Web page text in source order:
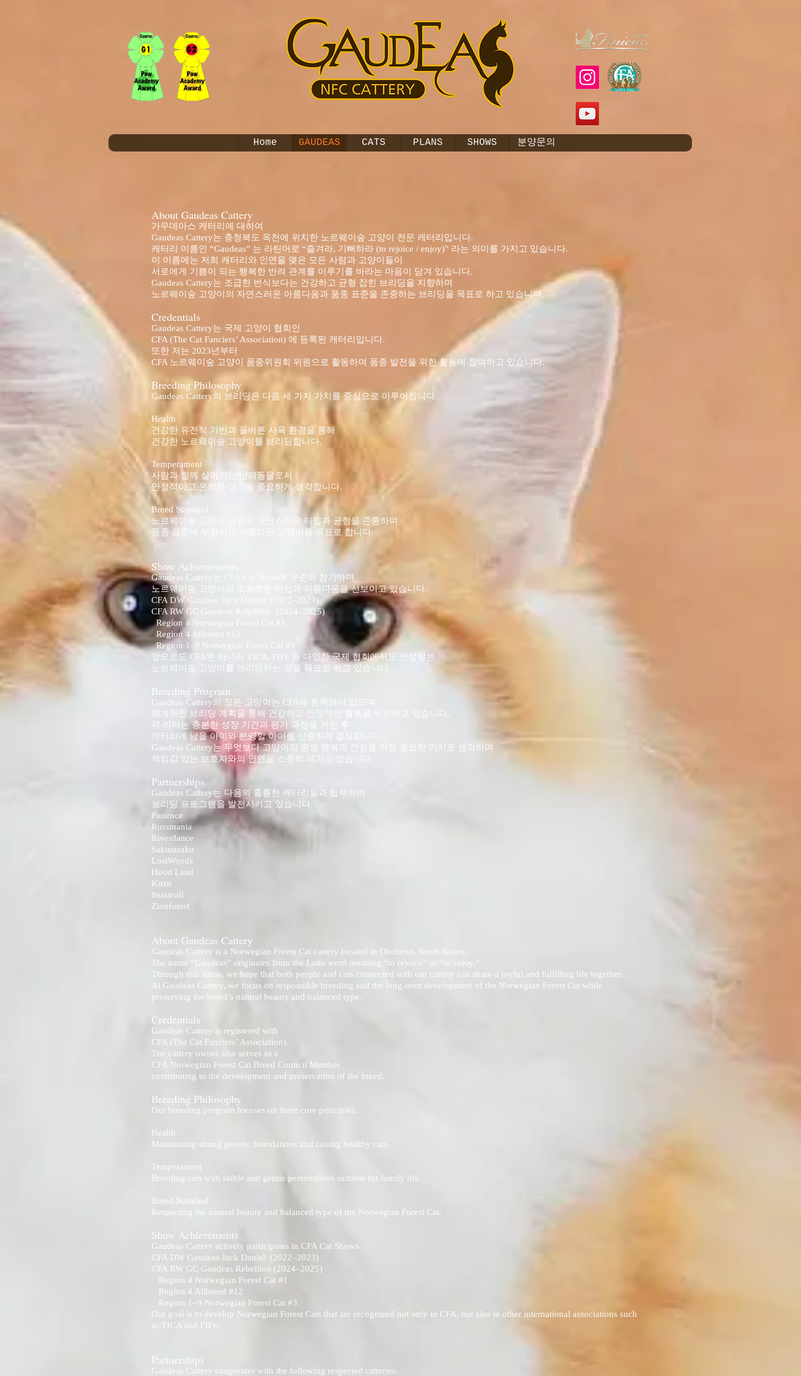
Home GAUDEAS CATS PLANS SHOWS 분양문의
About Gaudeas Cattery
가우데아스 캐터리에 대하여
Gaudeas Cattery는 충청북도 옥천에 위치한 노르웨이숲 고양이 전문 캐터리입니다.
캐터리 이름인 “Gaudeas” 는 라틴어로 “즐겨라, 기뻐하라 (to rejoice / enjoy)” 라는 의미를 가지고 있습니다.
이 이름에는 저희 캐터리와 인연을 맺은 모든 사람과 고양이들이
서로에게 기쁨이 되는 행복한 반려 관계를 이루기를 바라는 마음이 담겨 있습니다.
Gaudeas Cattery는 조급한 번식보다는 건강하고 균형 잡힌 브리딩을 지향하며
노르웨이숲 고양이의 자연스러운 아름다움과 품종 표준을 존중하는 브리딩을 목표로 하고 있습니다.
Credentials
Gaudeas Cattery는 국제 고양이 협회인
CFA (The Cat Fanciers’ Association) 에 등록된 캐터리입니다.
또한 저는 2023년부터
CFA 노르웨이숲 고양이 품종위원회 위원으로 활동하며 품종 발전을 위한 활동에 참여하고 있습니다.
Breeding Philosophy
Gaudeas Cattery의 브리딩은 다음 세 가지 가치를 중심으로 이루어집니다.
Health
건강한 유전적 기반과 올바른 사육 환경을 통해
건강한 노르웨이숲 고양이를 브리딩합니다.
Temperament
사람과 함께 살아가는 반려동물로서
안정적이고 온화한 성격을 중요하게 생각합니다.
Breed Standard
노르웨이숲 고양이 고유의 자연스러운 타입과 균형을 존중하며
품종 표준에 부합하는 아름다운 고양이를 목표로 합니다.
Show Achievements
Gaudeas Cattery는 CFA Cat Show에 꾸준히 참가하며
노르웨이숲 고양이의 조화로운 타입과 아름다움을 선보이고 있습니다.
CFA DW Gaudeas Jack Daniel (2022–2023)
CFA RW GC Gaudeas Rebellion (2024–2025)
Region 4 Norwegian Forest Cat #1
Region 4 Allbreed #12
Region 1–9 Norwegian Forest Cat #3
앞으로도 CFA뿐 아니라 TICA, FIFe 등 다양한 국제 협회에서도 인정받는
노르웨이숲 고양이를 브리딩하는 것을 목표로 하고 있습니다.
Breeding Program
Gaudeas Cattery의 모든 고양이는 CFA에 등록되어 있으며
체계적인 브리딩 계획을 통해 건강하고 안정적인 혈통을 유지하고 있습니다.
각 리터는 충분한 성장 기간과 평가 과정을 거친 후
캐터리에 남을 아이와 분양할 아이를 신중하게 결정합니다.
Gaudeas Cattery는 무엇보다 고양이의 평생 행복과 건강을 가장 중요한 가치로 생각하며
책임감 있는 보호자와의 인연을 소중히 여기고 있습니다.
Partnerships
Gaudeas Cattery는 다음의 훌륭한 캐터리들과 협력하며
브리딩 프로그램을 발전시키고 있습니다.
Finience
Russmania
Riverdance
Sakurasaku
LostWoods
Hood Land
Kitzn
Itsasteall
Zionforest
About Gaudeas Cattery
Gaudeas Cattery is a Norwegian Forest Cat cattery located in Okcheon, South Korea.
The name “Gaudeas” originates from the Latin word meaning “to rejoice” or “to enjoy.”
Through this name, we hope that both people and cats connected with our cattery can share a joyful and fulfilling life together.
At Gaudeas Cattery, we focus on responsible breeding and the long-term development of the Norwegian Forest Cat while
preserving the breed’s natural beauty and balanced type.
Credentials
Gaudeas Cattery is registered with
CFA (The Cat Fanciers’ Association).
The cattery owner also serves as a
CFA Norwegian Forest Cat Breed Council Member
contributing to the development and preservation of the breed.
Breeding Philosophy
Our breeding program focuses on three core principles.
Health
Maintaining strong genetic foundations and raising healthy cats.
Temperament
Breeding cats with stable and gentle personalities suitable for family life.
Breed Standard
Respecting the natural beauty and balanced type of the Norwegian Forest Cat.
Show Achievements
Gaudeas Cattery actively participates in CFA Cat Shows.
CFA DW Gaudeas Jack Daniel (2022–2023)
CFA RW GC Gaudeas Rebellion (2024–2025)
Region 4 Norwegian Forest Cat #1
Region 4 Allbreed #12
Region 1–9 Norwegian Forest Cat #3
Our goal is to develop Norwegian Forest Cats that are recognized not only in CFA, but also in other international associations such
as TICA and FIFe.
Partnerships
Gaudeas Cattery cooperates with the following respected catteries.